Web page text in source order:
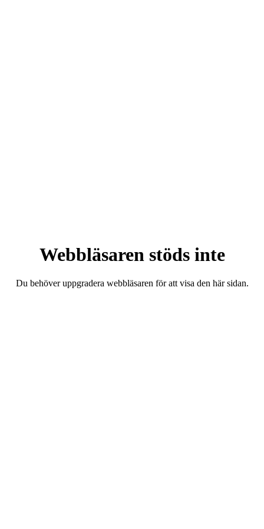
Webbläsaren stöds inte
Du behöver uppgradera webbläsaren för att visa den här sidan.